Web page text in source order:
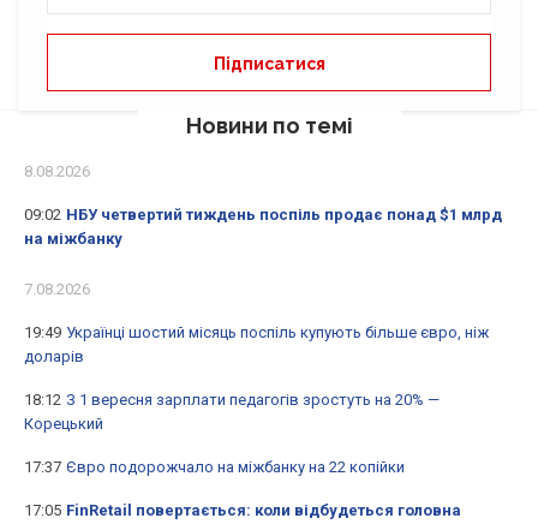
Новини по темі
8.08.2026
09:02 НБУ четвертий тиждень поспіль продає понад $1 млрд
на міжбанку
7.08.2026
19:49 Українці шостий місяць поспіль купують більше євро, ніж
доларів
18:12 З 1 вересня зарплати педагогів зростуть на 20% —
Корецький
17:37 Євро подорожчало на міжбанку на 22 копійки
17:05 FinRetail повертається: коли відбудеться головна